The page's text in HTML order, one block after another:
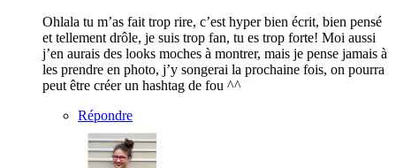
Ohlala tu m’as fait trop rire, c’est hyper bien écrit, bien pensé
et tellement drôle, je suis trop fan, tu es trop forte! Moi aussi
j’en aurais des looks moches à montrer, mais je pense jamais à
les prendre en photo, j’y songerai la prochaine fois, on pourra
peut être créer un hashtag de fou ^^
Répondre